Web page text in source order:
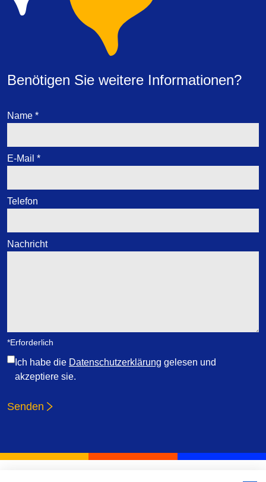
Benötigen Sie weitere Informationen?
Name *
E-Mail *
Telefon
Nachricht
*Erforderlich
Ich habe die Datenschutzerklärung gelesen und
akzeptiere sie.
Senden